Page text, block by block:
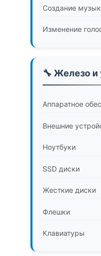
Создание
Изменение
🔧 Железо и
Аппаратное
Внешние
Ноутбуки
SSD диски
Жесткие диски
Флешки
Клавиатуры